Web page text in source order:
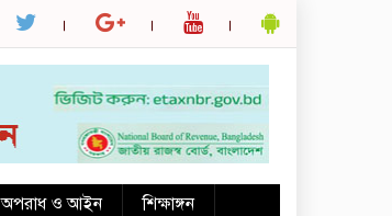
অপরাধ ও আইন
শিক্ষাঙ্গন